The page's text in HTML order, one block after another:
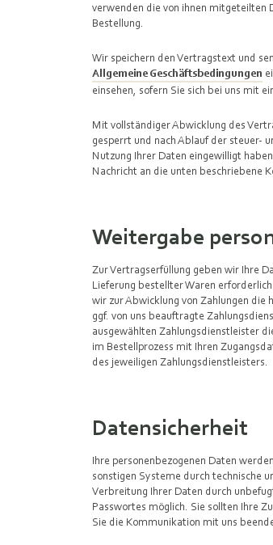
verwenden die von ihnen mitgeteilten
Bestellung.
Wir speichern den Vertragstext und
Allgemeine Geschäftsbedingungen
einsehen, sofern Sie sich bei uns mit
Mit vollständiger Abwicklung des
gesperrt und nach Ablauf der steuer-
Nutzung Ihrer Daten eingewilligt
Nachricht an die unten beschriebene
Weitergabe
Zur Vertragserfüllung geben wir Ihre
Lieferung bestellter Waren
wir zur Abwicklung von Zahlungen
ggf. von uns beauftragte
ausgewählten Zahlungsdienstleister
im Bestellprozess mit Ihren
des jeweiligen Zahlungsdienstleisters.
Datensicherheit
Ihre personenbezogenen Daten
sonstigen Systeme durch technische
Verbreitung Ihrer Daten durch
Passwortes möglich. Sie sollten Ihre
Sie die Kommunikation mit uns